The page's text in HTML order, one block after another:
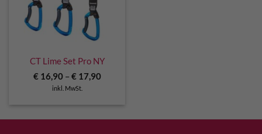
CT Lime Set Pro NY
€16,90– €17,90
inkl. MwSt.